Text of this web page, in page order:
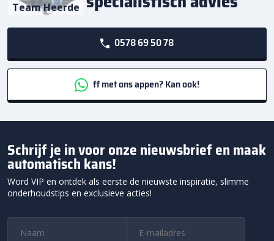
Team Heerde
0578 69 50 78
ff met ons appen? Kan ook!
Schrijf je in voor onze nieuwsbrief en maak
automatisch kans!
Word VIP en ontdek als eerste de nieuwste inspiratie, slimme
onderhoudstips en exclusieve acties!